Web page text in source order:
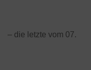
– die letzte vom 07.